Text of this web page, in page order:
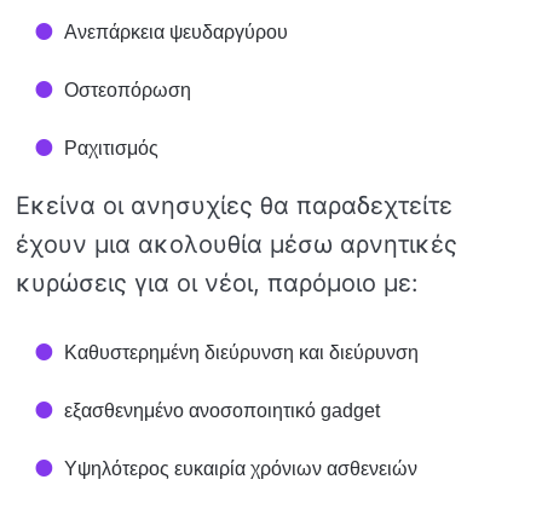
Ανεπάρκεια ψευδαργύρου
Οστεοπόρωση
Ραχιτισμός
Εκείνα οι ανησυχίες θα παραδεχτείτε
έχουν μια ακολουθία μέσω αρνητικές
κυρώσεις για οι νέοι, παρόμοιο με:
Καθυστερημένη διεύρυνση και διεύρυνση
εξασθενημένο ανοσοποιητικό gadget
Υψηλότερος ευκαιρία χρόνιων ασθενειών